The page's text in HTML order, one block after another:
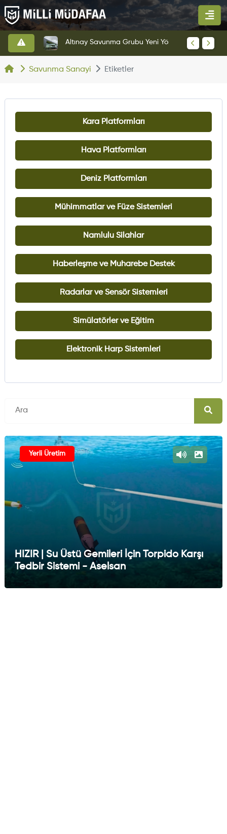
Savunma Sanayi Etiketler
Yerli Üretim
HIZIR | Su Üstü Gemileri İçin Torpido Karşı
Tedbir Sistemi - Aselsan
Kara Platformları
Hava Platformları
Deniz Platformları
Mühimmatlar ve Füze Sistemleri
Namlulu Silahlar
Haberleşme ve Muharebe Destek
Radarlar ve Sensör Sistemleri
Simülatörler ve Eğitim
Elektronik Harp Sistemleri